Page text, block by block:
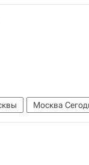
хозяйства
Москва
Москва
ЖКХ